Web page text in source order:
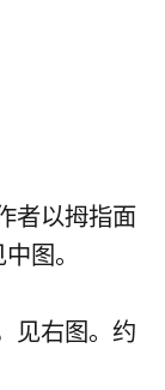
者以拇指面
图。
见右图。约